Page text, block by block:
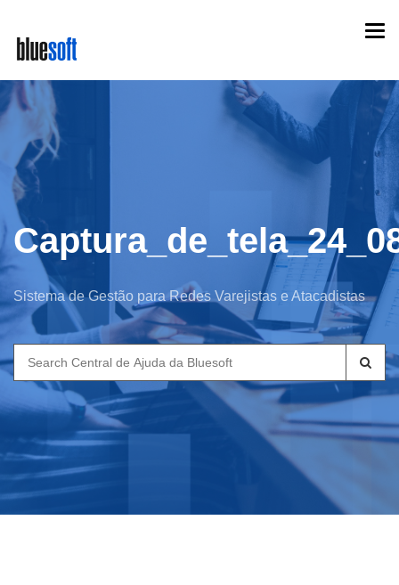
main
content
Sistema de Gestão para Redes Varejistas e Atacadistas
Search
for: